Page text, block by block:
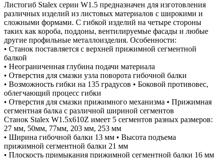
Листогиб Stalex серии W1.5 предназначен для изготовления
различных изделий из листовых материалов с широкими и
сложными формами. С гибкой изделий на четыре стороны
таких как короба, поддоны, вентилируемые фасады и любые
другие профильные металлоизделия. Особенности:
• Станок поставляется с верхней прижимной сегментной
балкой
• Неограниченная глубина подачи материала
• Отверстия для смазки узла поворота гибочной балки
• Возможность гибки на 135 градусов • Боковой противовес,
облегчающий процесс гибки
• Отверстия для смазки прижимного механизма • Прижимная
сегментная балка с различной шириной сегментов
Станок Stalex W1.5x610Z имеет 5 сегментов разных размеров:
27 мм, 50мм, 77мм, 203 мм, 253 мм
• Ширина гибочной балки 13 мм • Высота подъема
прижимной сегментной балки 21 мм
• Плоскость примыкания прижимной сегментной балки 16 мм